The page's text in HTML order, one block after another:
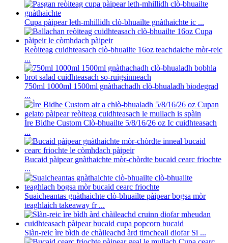
Cupa pàipear leth-mhillidh clò-bhuailte gnàthaichte ic ...
Reòiteag cuidhteasach clò-bhuailte 16oz teachdaiche mòr-reic
...
750ml 1000ml 1500ml gnàthachadh clò-bhualadh biodegrad
...
Ìre Bidhe Custom Clò-bhuailte 5/8/16/26 oz Ic cuidhteasach
...
Bucaid pàipear gnàthaichte mòr-chòrdte bucaid cearc friochte
...
Suaicheantas gnàthaichte clò-bhuailte pàipear bogsa mòr
teaghlaich takeaway fr ...
Slàn-reic ìre bìdh de chàileachd àrd timcheall diofar Si ...